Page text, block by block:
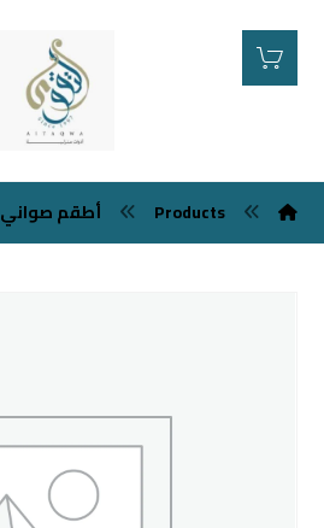
Products أطقم صواني